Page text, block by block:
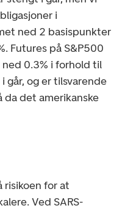
i
ned 2 basispunkter
Futures på S&P500
0.3% i forhold til
går, og er tilsvarende
da det amerikanske
risikoen for at
Ved SARS-